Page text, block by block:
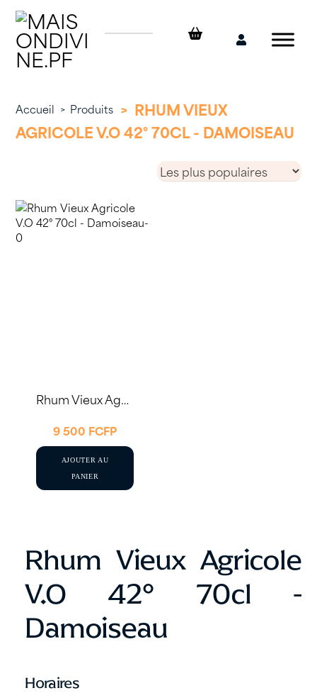
Skip
content
Mon
Accueil > Produits > RHUM VIEUX
AGRICOLE V.O 42° 70CL - DAMOISEAU
Rhum Vieux Agricole
V.O 42° 70cl -
Damoiseau
Horaires
Rhum Vieux Agricole V.O 42° 70cl – Damoiseau
9 500 FCFP
AJOUTER AU
PANIER